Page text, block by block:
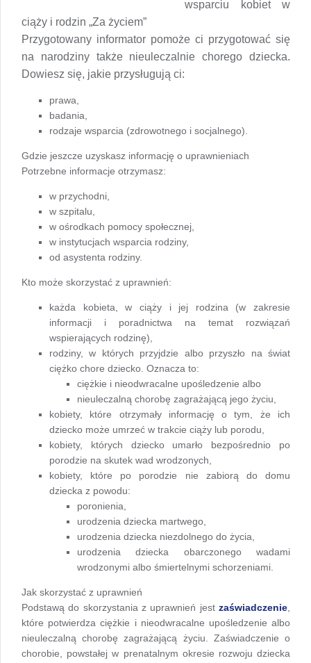
wsparciu kobiet w
ciąży i rodzin „Za życiem”
Przygotowany informator pomoże ci przygotować się
na narodziny także nieuleczalnie chorego dziecka.
Dowiesz się, jakie przysługują ci:
prawa,
badania,
rodzaje wsparcia (zdrowotnego i socjalnego).
Gdzie jeszcze uzyskasz informację o uprawnieniach
Potrzebne informacje otrzymasz:
w przychodni,
w szpitalu,
w ośrodkach pomocy społecznej,
w instytucjach wsparcia rodziny,
od asystenta rodziny.
Kto może skorzystać z uprawnień:
każda kobieta, w ciąży i jej rodzina (w zakresie
informacji i poradnictwa na temat rozwiązań
wspierających rodzinę),
rodziny, w których przyjdzie albo przyszło na świat
ciężko chore dziecko. Oznacza to:
ciężkie i nieodwracalne upośledzenie albo
nieuleczalną chorobę zagrażającą jego życiu,
kobiety, które otrzymały informację o tym, że ich
dziecko może umrzeć w trakcie ciąży lub porodu,
kobiety, których dziecko umarło bezpośrednio po
porodzie na skutek wad wrodzonych,
kobiety, które po porodzie nie zabiorą do domu
dziecka z powodu:
poronienia,
urodzenia dziecka martwego,
urodzenia dziecka niezdolnego do życia,
urodzenia dziecka obarczonego wadami
wrodzonymi albo śmiertelnymi schorzeniami.
Jak skorzystać z uprawnień
Podstawą do skorzystania z uprawnień jest zaświadczenie
które potwierdza ciężkie i nieodwracalne upośledzenie albo
nieuleczalną chorobę zagrażającą życiu. Zaświadczenie o
chorobie, powstałej w prenatalnym okresie rozwoju dziecka